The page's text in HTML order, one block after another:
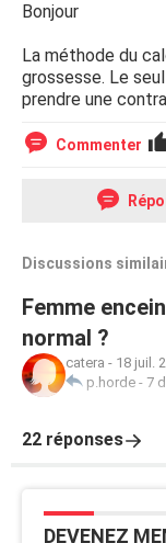
Bonjour
La méthode du
grossesse. Le
prendre une
Commenter
Discussions
Femme
normal ?
catera - 18 juil.
p.horde - 7
22 réponses
DEVENEZ